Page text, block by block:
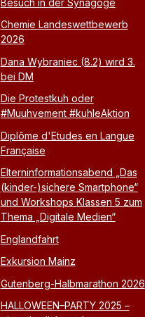
Chemie Landeswettbewerb
2026
Dana Wybraniec (8.2) wird 3.
bei DM
Die Protestkuh oder
#Muuhvement #kuhleAktion
Diplôme d'Etudes en Langue
Française
Elterninformationsabend „Das
(kinder-)sichere Smartphone“
und Workshops Klassen 5 zum
Thema „Digitale Medien“
Englandfahrt
Exkursion Mainz
Gutenberg-Halbmarathon 2026
HALLOWEEN–PARTY 2025 –